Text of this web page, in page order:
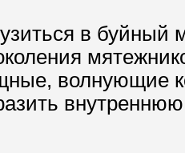
в буйный
волнующие